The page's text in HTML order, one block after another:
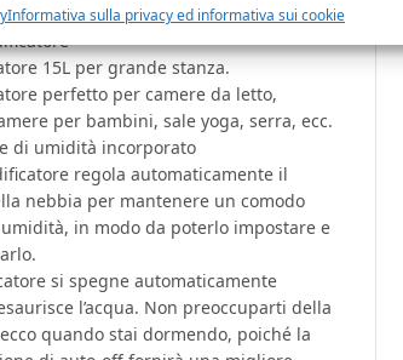
Informativa sulla privacy ed informativa sui cookie
ti godi la foschia fresca
15L per grande stanza.
perfetto per camere da letto,
per bambini, sale yoga, serra, ecc.
di umidità incorporato
regola automaticamente il
nebbia per mantenere un comodo
in modo da poterlo impostare e
si spegne automaticamente
l’acqua. Non preoccuparti della
quando stai dormendo, poiché la